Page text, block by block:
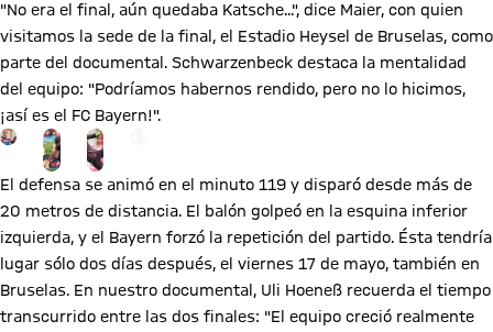
"No era el final, aún quedaba Katsche...", dice Maier, con quien
visitamos la sede de la final, el Estadio Heysel de Bruselas, como
parte del documental. Schwarzenbeck destaca la mentalidad
del equipo: "Podríamos habernos rendido, pero no lo hicimos,
¡así es el FC Bayern!".
Ir a la página de la galería: Ver galería
El defensa se animó en el minuto 119 y disparó desde más de
20 metros de distancia. El balón golpeó en la esquina inferior
izquierda, y el Bayern forzó la repetición del partido. Ésta tendría
lugar sólo dos días después, el viernes 17 de mayo, también en
Bruselas. En nuestro documental, Uli Hoeneß recuerda el tiempo
transcurrido entre las dos finales: "El equipo creció realmente